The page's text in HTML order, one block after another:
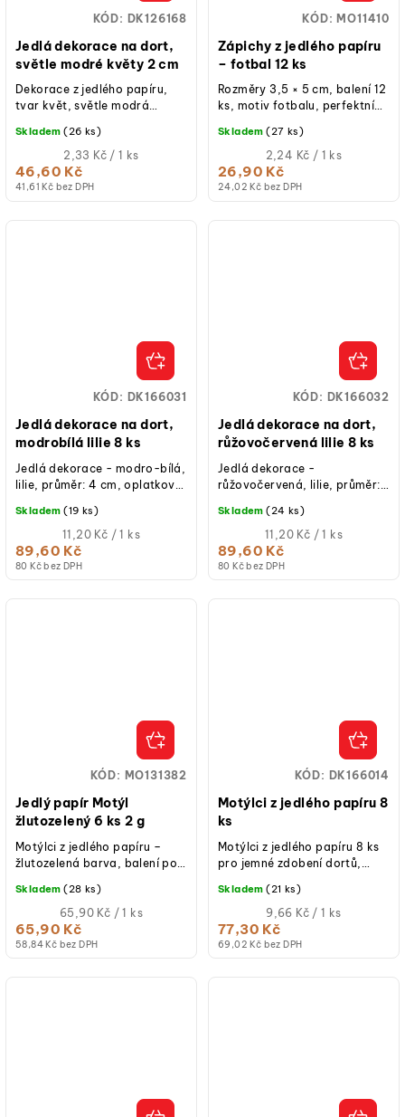
Jedlá dekorace na dort,
světle modré květy 2 cm
41,61 Kč bez DPH
46,60 Kč
Měrná
cena:
2,33 Kč / 1 ks
Skladem (26 ks)
Dekorace z jedlého papíru,
tvar květ, světle modrá
20 ks, bez lepku, laktózy a...
KÓD: DK126168
Zápichy z jedlého papíru
– fotbal 12 ks
24,02 Kč bez DPH
26,90 Kč
Měrná
cena:
2,24 Kč / 1 ks
Skladem (27 ks)
Rozměry 3,5 × 5 cm, balení 12
ks, motiv fotbalu, perfektní
ideální pro dětské...
KÓD: MO11410
Jedlá dekorace na dort,
modrobílá lilie 8 ks
80 Kč bez DPH
89,60 Kč
Měrná
cena:
11,20 Kč / 1 ks
Skladem (19 ks)
Jedlá dekorace - modro-bílá,
lilie, průměr: 4 cm, oplatkový
na dorty a cupcakes.
KÓD: DK166031
Jedlá dekorace na dort,
růžovočervená lilie 8 ks
80 Kč bez DPH
89,60 Kč
Měrná
cena:
11,20 Kč / 1 ks
Skladem (24 ks)
Jedlá dekorace -
růžovočervená, lilie, průměr:
hotové k použití na dorty a
cupcakes.
KÓD: DK166032
Jedlý papír Motýl
žlutozelený 6 ks 2 g
58,84 Kč bez DPH
65,90 Kč
Měrná
cena:
65,90 Kč / 1 ks
Skladem (28 ks)
Motýlci z jedlého papíru –
žlutozelená barva, balení po
KÓD: MO131382
Motýlci z jedlého papíru 8
ks
69,02 Kč bez DPH
77,30 Kč
Měrná
cena:
9,66 Kč / 1 ks
Skladem (21 ks)
Motýlci z jedlého papíru 8 ks
pro jemné zdobení dortů,
dekorace pro cukrárny,
oslavy i...
KÓD: DK166014